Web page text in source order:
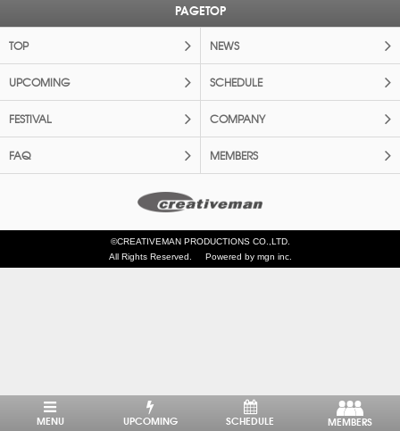
PAGETOP
TOP NEWS
UPCOMING SCHEDULE
FESTIVAL COMPANY
FAQ MEMBERS
©CREATIVEMAN PRODUCTIONS CO.,LTD.
All Rights Reserved.
Powered by mgn inc.
MENU UPCOMING SCHEDULE MEMBERS